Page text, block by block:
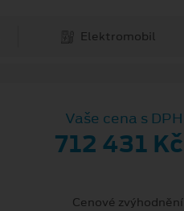
Elektromobil
Vaše cena s DPH
712 431 Kč
Cenové zvýhodnění